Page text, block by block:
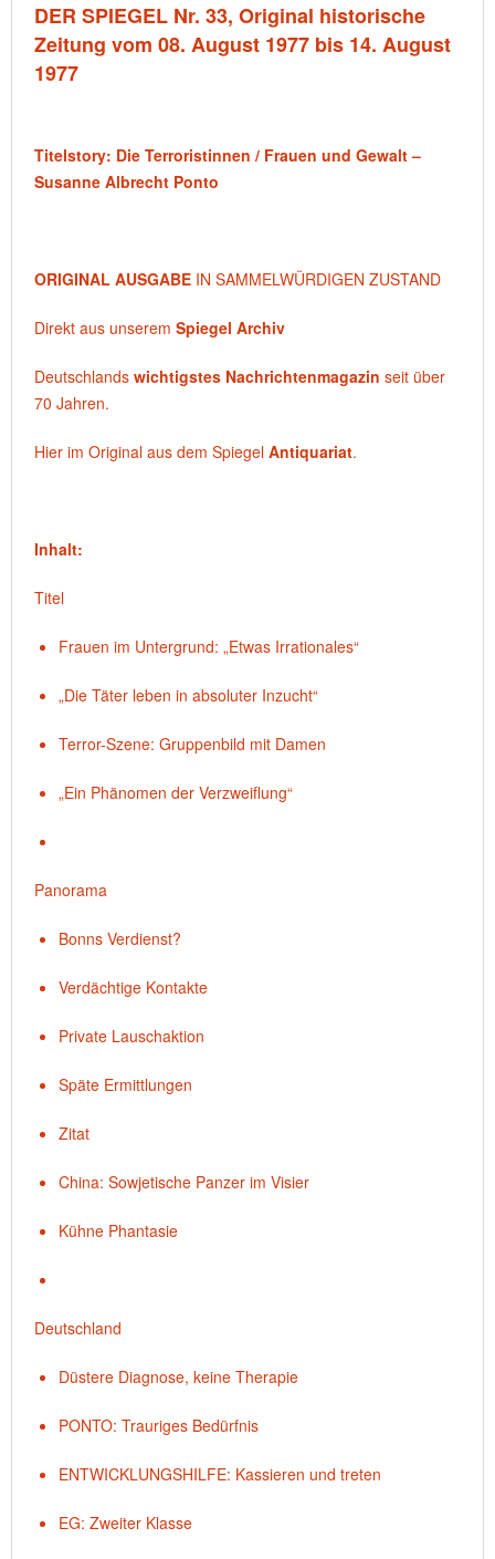
DER SPIEGEL Nr. 33, Original historische
Zeitung vom 08. August 1977 bis 14. August
1977
Titelstory: Die Terroristinnen / Frauen und Gewalt –
Susanne Albrecht Ponto
ORIGINAL AUSGABE IN SAMMELWÜRDIGEN ZUSTAND
Direkt aus unserem Spiegel Archiv
Deutschlands wichtigstes Nachrichtenmagazin seit über
70 Jahren.
Hier im Original aus dem Spiegel Antiquariat.
Inhalt:
Titel
Frauen im Untergrund: „Etwas Irrationales“
„Die Täter leben in absoluter Inzucht“
Terror-Szene: Gruppenbild mit Damen
„Ein Phänomen der Verzweiflung“
Panorama
Bonns Verdienst?
Verdächtige Kontakte
Private Lauschaktion
Späte Ermittlungen
Zitat
China: Sowjetische Panzer im Visier
Kühne Phantasie
Deutschland
Düstere Diagnose, keine Therapie
PONTO: Trauriges Bedürfnis
ENTWICKLUNGSHILFE: Kassieren und treten
EG: Zweiter Klasse